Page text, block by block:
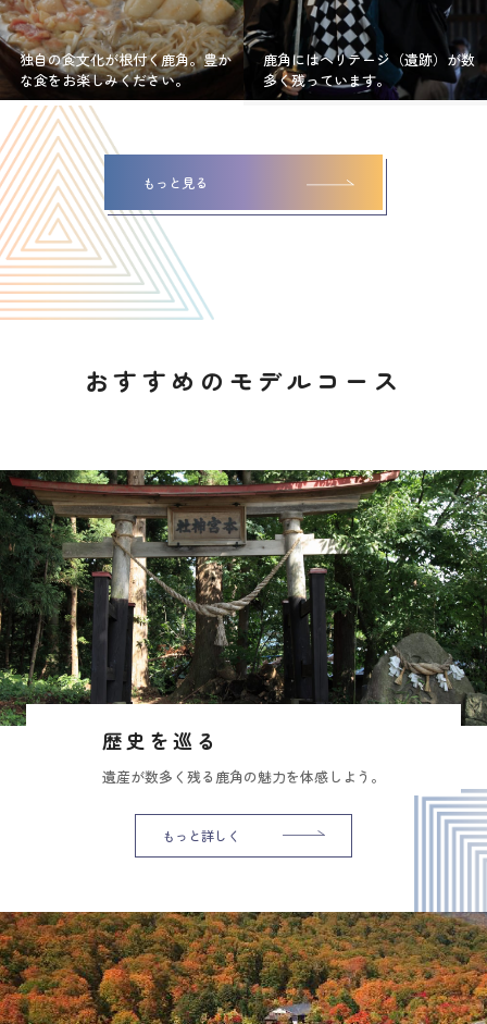
独自の食文化が根付く鹿角。豊か
な食をお楽しみください。
鹿角にはヘリテージ（遺跡）が数
多く残っています。
もっと見る
おすすめのモデルコース
歴史を巡る
遺産が数多く残る鹿角の魅力を体感しよう。
もっと詳しく